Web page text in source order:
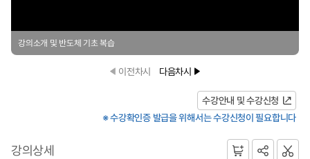
강의소개 및 반도체 기초 복습
이전차시 다음차시
수강안내 및 수강신청
※ 수강확인증 발급을 위해서는 수강신청이 필요합니다
강의상세